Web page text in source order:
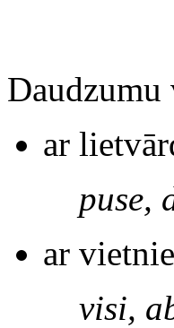
ar
puse,
ar
visi,